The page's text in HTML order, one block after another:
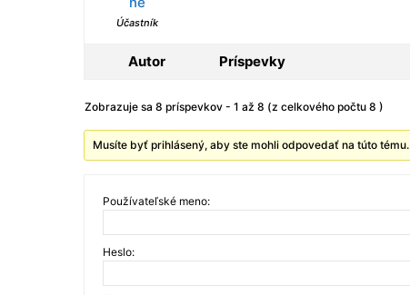
Účastník
Autor Príspevky
Zobrazuje sa 8 príspevkov - 1 až 8 (z celkového počtu 8 )
Musíte byť prihlásený, aby ste mohli odpovedať na túto tému.
Používateľské meno:
Heslo: